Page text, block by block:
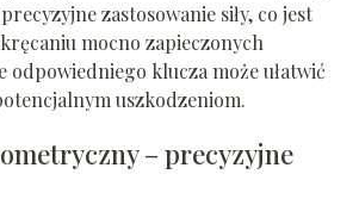
zastosowanie siły, co jest
mocno zapieczonych
odpowiedniego klucza może ułatwić
uszkodzeniom.
– precyzyjne